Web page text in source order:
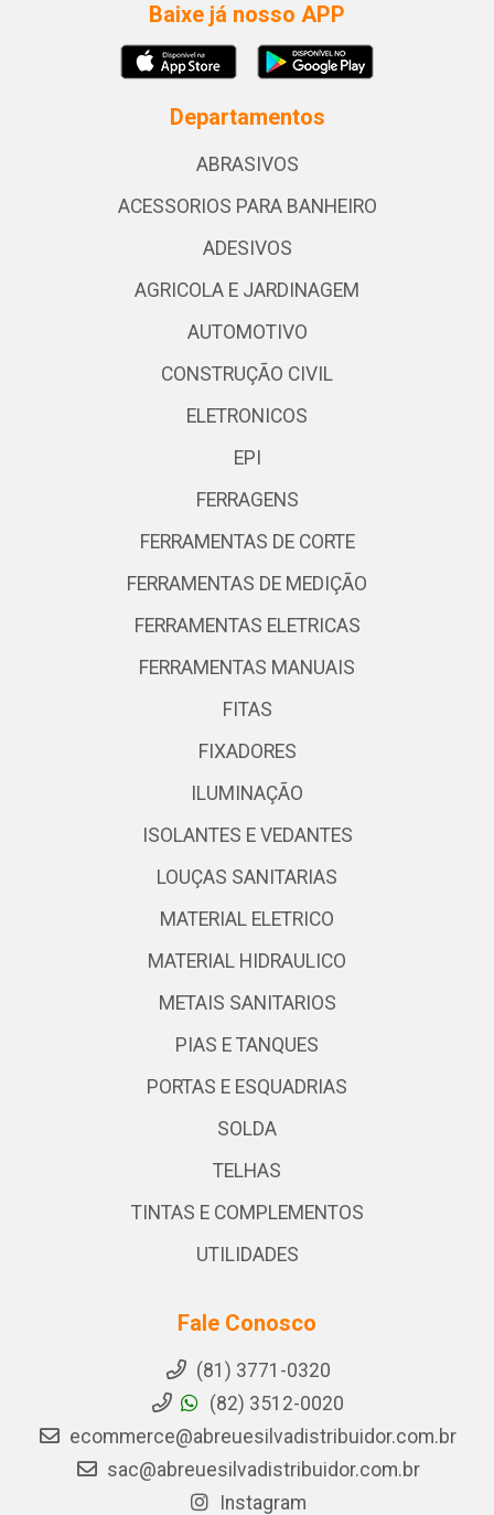
Baixe já nosso APP
Departamentos
ABRASIVOS
ACESSORIOS PARA BANHEIRO
ADESIVOS
AGRICOLA E JARDINAGEM
AUTOMOTIVO
CONSTRUÇÃO CIVIL
ELETRONICOS
EPI
FERRAGENS
FERRAMENTAS DE CORTE
FERRAMENTAS DE MEDIÇÃO
FERRAMENTAS ELETRICAS
FERRAMENTAS MANUAIS
FITAS
FIXADORES
ILUMINAÇÃO
ISOLANTES E VEDANTES
LOUÇAS SANITARIAS
MATERIAL ELETRICO
MATERIAL HIDRAULICO
METAIS SANITARIOS
PIAS E TANQUES
PORTAS E ESQUADRIAS
SOLDA
TELHAS
TINTAS E COMPLEMENTOS
UTILIDADES
Fale Conosco
(81) 3771-0320
(82) 3512-0020
ecommerce@abreuesilvadistribuidor.com.br
sac@abreuesilvadistribuidor.com.br
Instagram